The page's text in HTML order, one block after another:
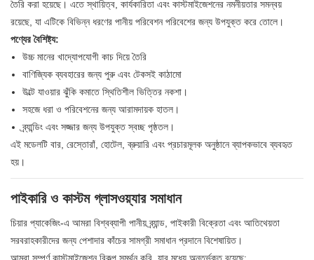
তৈরি করা হয়েছে। এতে স্থায়িত্ব, কার্যকারিতা এবং কাস্টমাইজেশনের নমনীয়তার সমন্বয়
রয়েছে, যা এটিকে বিভিন্ন ধরণের পানীয় পরিবেশন পরিবেশের জন্য উপযুক্ত করে তোলে।
পণ্যের বৈশিষ্ট্য:
উচ্চ মানের খাদ্যোপযোগী কাচ দিয়ে তৈরি
বাণিজ্যিক ব্যবহারের জন্য পুরু এবং টেকসই কাঠামো
উল্টে যাওয়ার ঝুঁকি কমাতে স্থিতিশীল ভিত্তির নকশা।
সহজে ধরা ও পরিবেশনের জন্য আরামদায়ক হাতল।
ব্র্যান্ডিং এবং সজ্জার জন্য উপযুক্ত স্বচ্ছ পৃষ্ঠতল।
এই মডেলটি বার, রেস্তোরাঁ, হোটেল, ব্রুয়ারি এবং প্রচারমূলক অনুষ্ঠানে ব্যাপকভাবে ব্যবহৃত
হয়।
পাইকারি ও কাস্টম গ্লাসওয়্যার সমাধান
চিয়ার প্যাকেজিং-এ আমরা বিশ্বব্যাপী পানীয় ব্র্যান্ড, পাইকারী বিক্রেতা এবং আতিথেয়তা
সরবরাহকারীদের জন্য পেশাদার কাঁচের সামগ্রী সমাধান প্রদানে বিশেষায়িত।